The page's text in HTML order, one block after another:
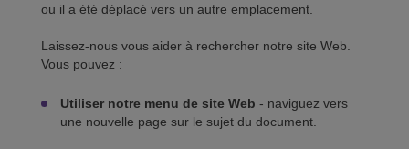
ou il a été déplacé vers un autre emplacement.
Laissez-nous vous aider à rechercher notre site Web.
Vous pouvez :
Utiliser notre menu de site Web - naviguez vers
une nouvelle page sur le sujet du document.